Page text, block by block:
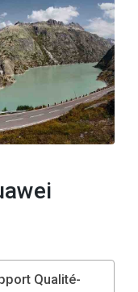
Qualité-